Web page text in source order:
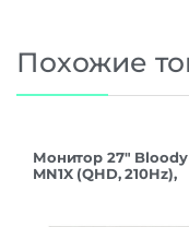
Похожие
Монитор 27″ Bloody
MN1X (QHD, 210Hz),